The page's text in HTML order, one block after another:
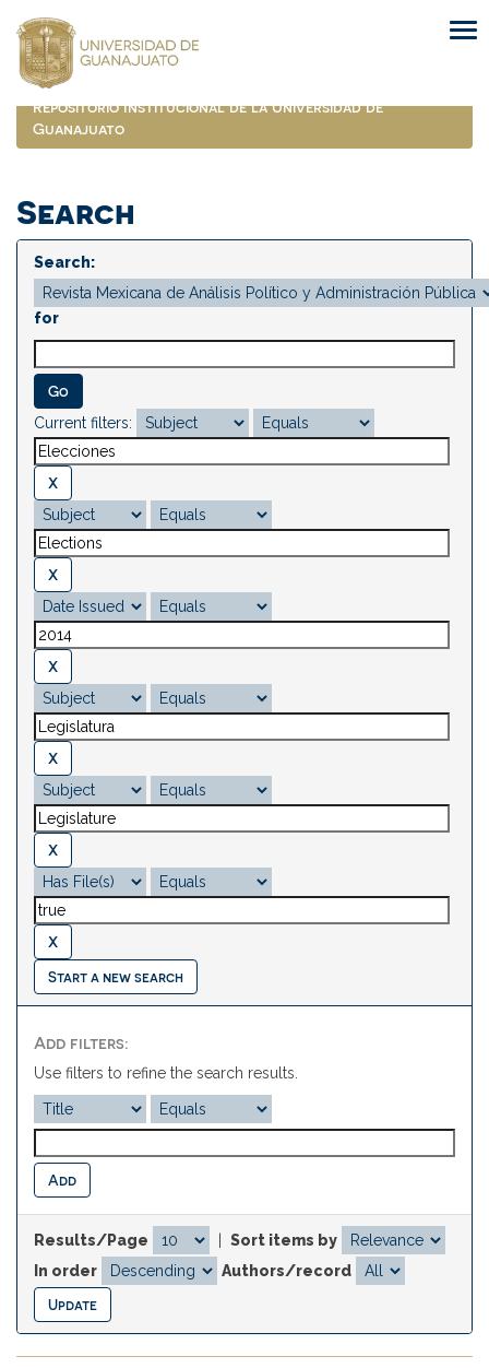
navigation
Repositorio Institucional de la Universidad de
Guanajuato
Search
Search:
for
Current filters:
Start a new search
Add filters:
Use filters to refine the search results.
Results/Page
Sort items by
In order
Authors/record